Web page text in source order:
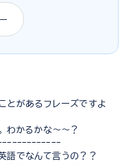
とがあるフレーズですよ
かるかな〜〜？
語でなんて言うの？？